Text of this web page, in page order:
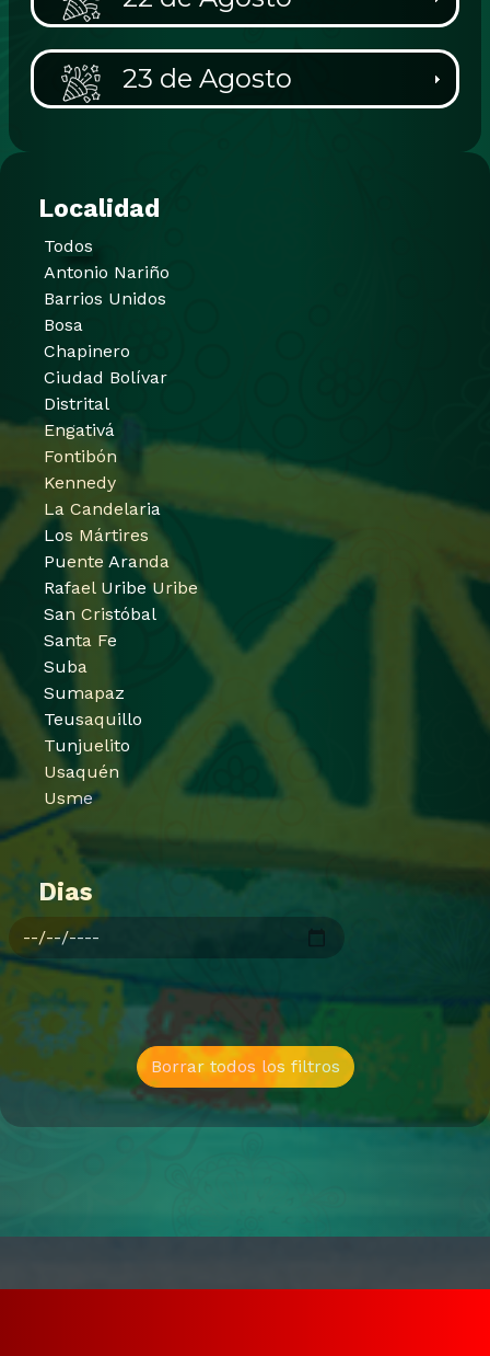
Localidad
Todos
Antonio Nariño
Barrios Unidos
Bosa
Chapinero
Ciudad Bolívar
Distrital
Engativá
Fontibón
Kennedy
La Candelaria
Los Mártires
Puente Aranda
Rafael Uribe Uribe
San Cristóbal
Santa Fe
Suba
Sumapaz
Teusaquillo
Tunjuelito
Usaquén
Usme
Dias
Borrar todos los filtros
23 de Agosto